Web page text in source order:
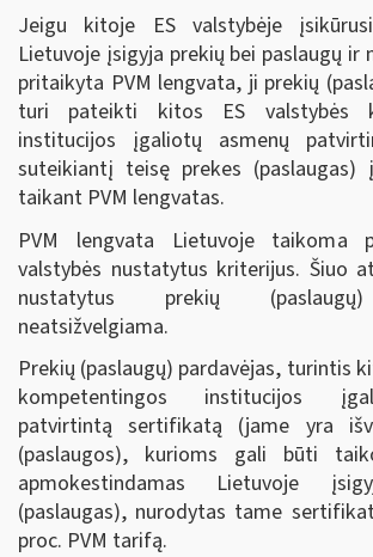
Jeigu kitoje ES valstybėje
Lietuvoje įsigyja prekių bei paslaugų ir
pritaikyta PVM lengvata, ji prekių
turi pateikti kitos ES valstybės
institucijos įgaliotų asmenų
suteikiantį teisę prekes (paslaugas)
taikant PVM lengvatas.
PVM lengvata Lietuvoje taikoma
valstybės nustatytus kriterijus. Šiuo
nustatytus prekių
neatsižvelgiama.
Prekių (paslaugų) pardavėjas, turintis
kompetentingos institucijos
patvirtintą sertifikatą (jame yra
(paslaugos), kurioms gali būti
apmokestindamas Lietuvoje
(paslaugas), nurodytas tame
proc. PVM tarifą.